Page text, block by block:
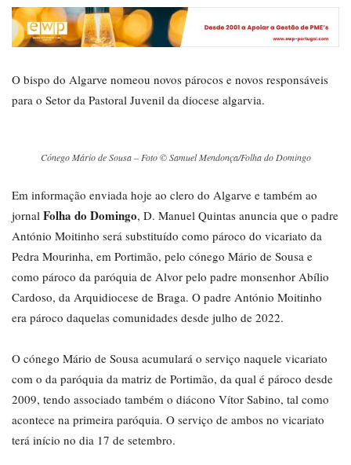
O bispo do Algarve nomeou novos párocos e novos responsáveis
para o Setor da Pastoral Juvenil da diocese algarvia.
Cónego Mário de Sousa – Foto © Samuel Mendonça/Folha do Domingo
Em informação enviada hoje ao clero do Algarve e também ao
jornal Folha do Domingo, D. Manuel Quintas anuncia que o padre
António Moitinho será substituído como pároco do vicariato da
Pedra Mourinha, em Portimão, pelo cónego Mário de Sousa e
como pároco da paróquia de Alvor pelo padre monsenhor Abílio
Cardoso, da Arquidiocese de Braga. O padre António Moitinho
era pároco daquelas comunidades desde julho de 2022.
O cónego Mário de Sousa acumulará o serviço naquele vicariato
com o da paróquia da matriz de Portimão, da qual é pároco desde
2009, tendo associado também o diácono Vítor Sabino, tal como
acontece na primeira paróquia. O serviço de ambos no vicariato
terá início no dia 17 de setembro.